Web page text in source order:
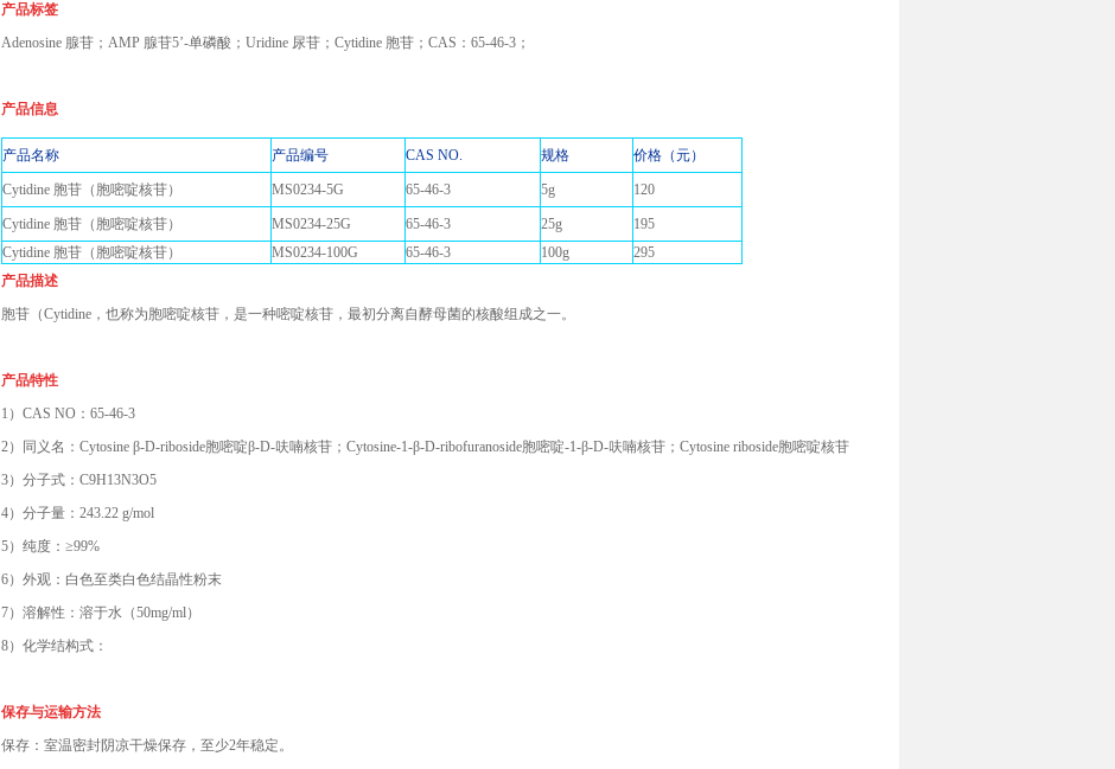
产品标签
Adenosine 腺苷；AMP 腺苷5’-单磷酸；Uridine 尿苷；Cytidine 胞苷；CAS：65-46-3；
产品信息
产品名称 产品编号 CAS NO. 规格 价格（元）
Cytidine 胞苷（胞嘧啶核苷） MS0234-5G 65-46-3 5g 120
Cytidine 胞苷（胞嘧啶核苷） MS0234-25G 65-46-3 25g
195
Cytidine 胞苷（胞嘧啶核苷）
MS0234-100G 65-46-3 100g
295
产品描述
胞苷（Cytidine，也称为胞嘧啶核苷，是一种嘧啶核苷，最初分离自酵母菌的核酸组成之一。
产品特性
1）CAS NO：65-46-3
2）同义名：Cytosine β-D-riboside胞嘧啶β-D-呋喃核苷；Cytosine-1-β-D-ribofuranoside胞嘧啶-1-β-D-呋喃核苷；Cytosine riboside胞嘧啶核苷
3）分子式：C9H13N3O5
4）分子量：243.22 g/mol
5） 纯度：≥99%
6）外观：白色至类白色结晶性粉末
7） 溶解性：溶于水（50mg/ml）
8）化学结构式：
保存与运输方法
保存：室温密封阴凉干燥保存，至少2年稳定。